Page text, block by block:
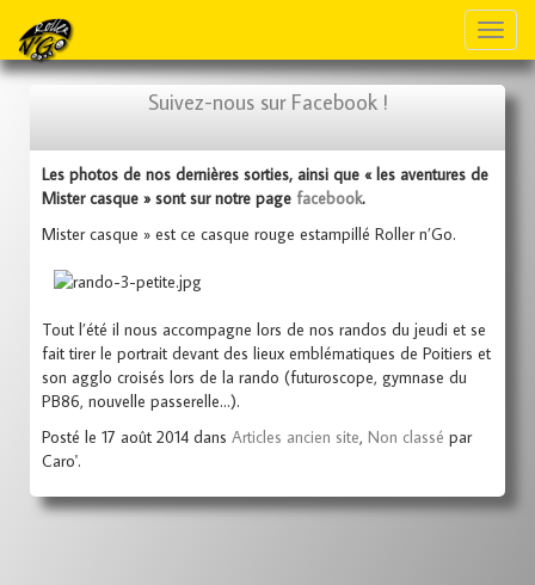
Suivez-nous sur Facebook !
Les photos de nos dernières sorties, ainsi que « les aventures de
Mister casque » sont sur notre page facebook.
Mister casque » est ce casque rouge estampillé Roller n’Go.
Tout l’été il nous accompagne lors de nos randos du jeudi et se
fait tirer le portrait devant des lieux emblématiques de Poitiers et
son agglo croisés lors de la rando (futuroscope, gymnase du
PB86, nouvelle passerelle…).
Posté le 17 août 2014 dans Articles ancien site, Non classé par
Caro'.